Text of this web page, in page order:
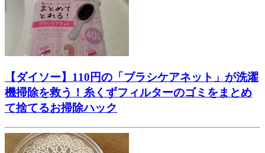
【ダイソー】110円の「ブラシケアネット」が洗濯
機掃除を救う！糸くずフィルターのゴミをまとめ
て捨てるお掃除ハック